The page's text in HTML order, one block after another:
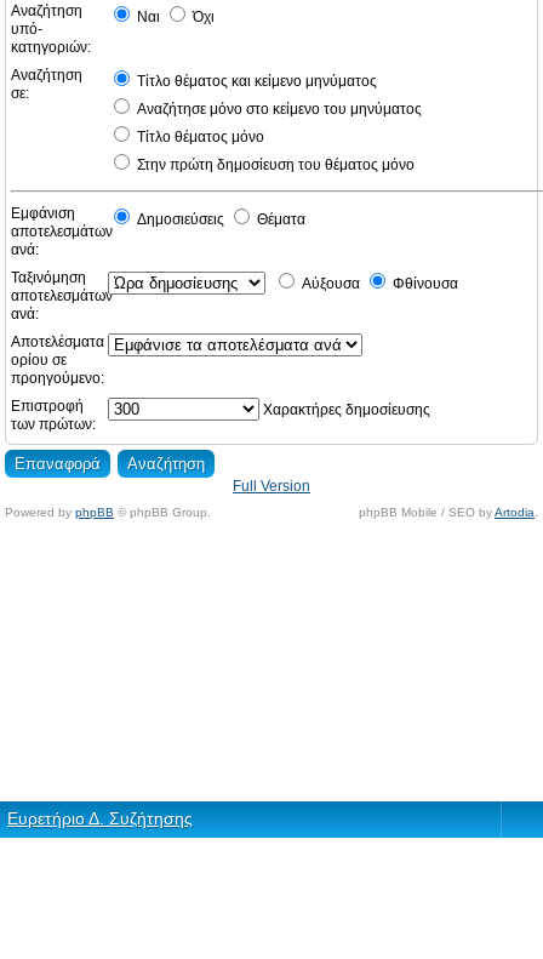
Αναζήτηση
υπό-
κατηγοριών:
Ναι Όχι
Αναζήτηση
σε:
Τίτλο θέματος και κείμενο μηνύματος
Αναζήτησε μόνο στο κείμενο του μηνύματος
Τίτλο θέματος μόνο
Στην πρώτη δημοσίευση του θέματος μόνο
Εμφάνιση
αποτελεσμάτων
ανά:
Δημοσιεύσεις Θέματα
Ταξινόμηση
αποτελεσμάτων
ανά:
Αύξουσα Φθίνουσα
Αποτελέσματα
ορίου σε
προηγούμενο:
Επιστροφή
των πρώτων:
Χαρακτήρες δημοσίευσης
Full Version
Powered by phpBB © phpBB Group. phpBB Mobile / SEO byArtodia
Ευρετήριο Δ. Συζήτησης